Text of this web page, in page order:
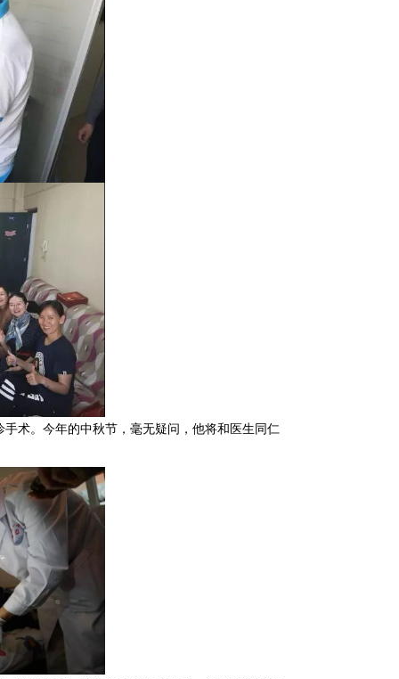
术。今年的中秋节，毫无疑问，他将和医生同仁